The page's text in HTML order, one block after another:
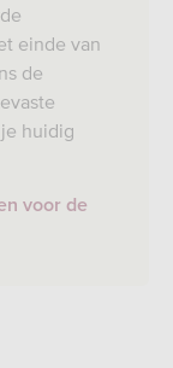
einde van
de
huidig
voor de